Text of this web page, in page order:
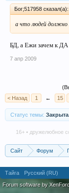
Бог;517958 сказал(а):
а что людей должно
БД, а Ежи зачем к ДА
7 апр 2009
< Назад
1 ← 15
Статус темы:
16+ • дружелюбное
Сайт Форум
Тайга Русский (RU)
Forum software by